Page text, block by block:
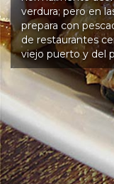
verdura; pero en
prepara con
de restaurantes
viejo puerto y del